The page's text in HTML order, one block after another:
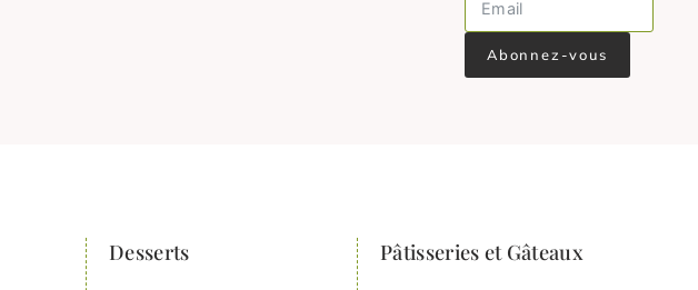
Abonnez-vous
Desserts Pâtisseries et Gâteaux